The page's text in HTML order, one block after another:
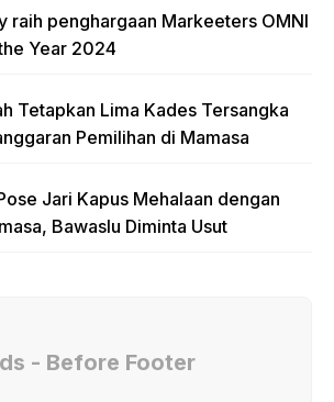
raih penghargaan Markeeters OMNI
Year 2024
Tetapkan Lima Kades Tersangka
Pemilihan di Mamasa
Jari Kapus Mehalaan dengan
Bawaslu Diminta Usut
- Before Footer